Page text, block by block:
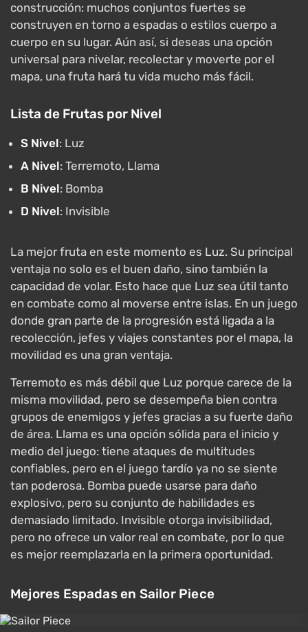
construcción: muchos conjuntos fuertes se
construyen en torno a espadas o estilos cuerpo a
cuerpo en su lugar. Aún así, si deseas una opción
universal para nivelar, recolectar y moverte por el
mapa, una fruta hará tu vida mucho más fácil.
Lista de Frutas por Nivel
S Nivel: Luz
A Nivel: Terremoto, Llama
B Nivel: Bomba
D Nivel: Invisible
La mejor fruta en este momento es Luz. Su principal
ventaja no solo es el buen daño, sino también la
capacidad de volar. Esto hace que Luz sea útil tanto
en combate como al moverse entre islas. En un juego
donde gran parte de la progresión está ligada a la
recolección, jefes y viajes constantes por el mapa, la
movilidad es una gran ventaja.
Terremoto es más débil que Luz porque carece de la
misma movilidad, pero se desempeña bien contra
grupos de enemigos y jefes gracias a su fuerte daño
de área. Llama es una opción sólida para el inicio y
medio del juego: tiene ataques de multitudes
confiables, pero en el juego tardío ya no se siente
tan poderosa. Bomba puede usarse para daño
explosivo, pero su conjunto de habilidades es
demasiado limitado. Invisible otorga invisibilidad,
pero no ofrece un valor real en combate, por lo que
es mejor reemplazarla en la primera oportunidad.
Mejores Espadas en Sailor Piece